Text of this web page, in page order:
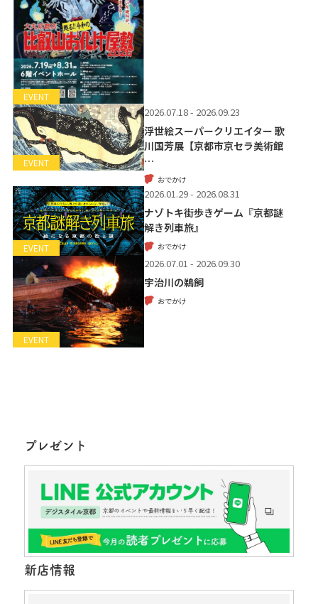
EVENT
EVENT
2026.07.18 - 2026.09.23
浮世絵スーパークリエイター 歌
川国芳展【京都市京セラ美術館
…
おでかけ
EVENT
2026.01.29 - 2026.08.31
ナゾトキ街歩きゲーム『京都謎
解き列車旅』
おでかけ
EVENT
2026.07.01 - 2026.09.30
宇治川の鵜飼
おでかけ
プレゼント
新店情報